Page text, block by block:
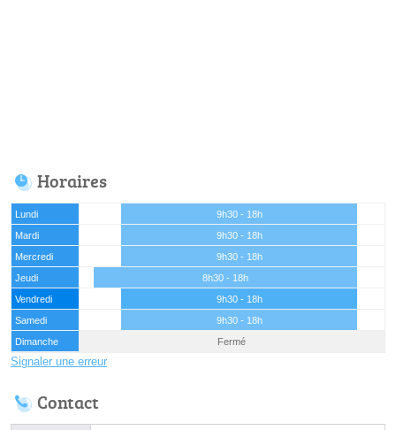
Horaires
Lundi
9h30 - 18h
Mardi
9h30 - 18h
Mercredi
9h30 - 18h
Jeudi
8h30 - 18h
Vendredi
9h30 - 18h
Samedi
9h30 - 18h
Dimanche
Fermé
Signaler une erreur
Contact